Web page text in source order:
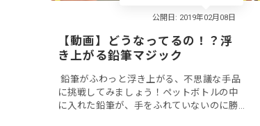
【動画】どうなってるの！？浮
き上がる鉛筆マジック
鉛筆がふわっと浮き上がる、不思議な手品
に挑戦してみましょう！ペットボトルの中
に入れた鉛筆が、手をふれていないのに勝